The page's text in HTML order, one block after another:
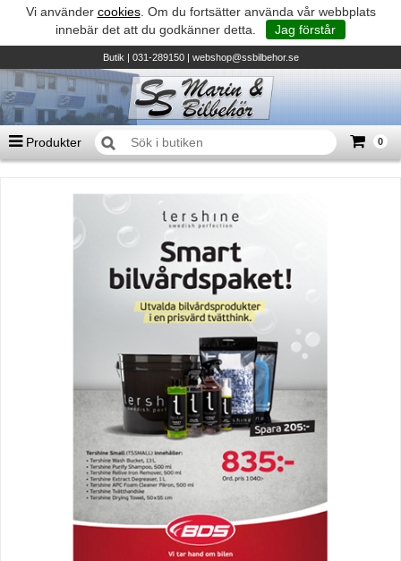
Vi använder cookies. Om du fortsätter använda vår webbplats
innebär det att du godkänner detta.
Jag förstår
Butik| 031-289150 | webshop@ssbilbehor.se
Produkter 0
Summa
Biltillbehör och reservdelar - BDS
Micore • Båtar
Suzuki - Utombordare
Suzumar - Gummibåtar
HonWave - Gummibåtar
Honda - Elverk & Pumpar
Tohatsu - Utombordare
Minn Kota - elmotorer
Volvo Penta Servicedelar